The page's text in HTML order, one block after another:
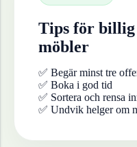
Tips för
möbler
✅ Begär minst tre
✅ Boka i god tid
✅ Sortera och rensa
✅ Undvik helger om